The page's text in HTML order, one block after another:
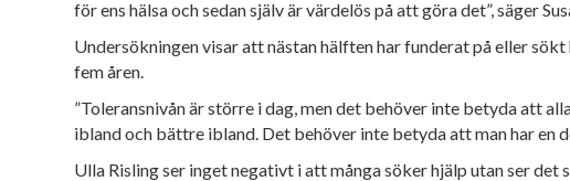
för ens hälsaoch sedan själv är värdelös på att göra det”, säger
Undersökningen visar att nästan hälften har funderat på eller
fem åren.
”Toleransnivån är större i dag, men det behöver inte betyda att
ibland och bättre ibland. Det behöver inte betyda att man har en
Ulla Risling ser inget negativt i att många söker hjälp utan ser det